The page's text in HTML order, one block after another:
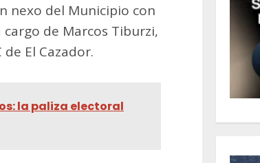
nexo del Municipio con
de Marcos Tiburzi,
El Cazador.
la paliza electoral